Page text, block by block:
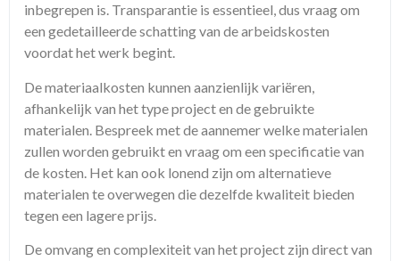
inbegrepen is. Transparantie is essentieel, dus vraag om
een gedetailleerde schatting van de arbeidskosten
voordat het werk begint.
De materiaalkosten kunnen aanzienlijk variëren,
afhankelijk van het type project en de gebruikte
materialen. Bespreek met de aannemer welke materialen
zullen worden gebruikt en vraag om een specificatie van
de kosten. Het kan ook lonend zijn om alternatieve
materialen te overwegen die dezelfde kwaliteit bieden
tegen een lagere prijs.
De omvang en complexiteit van het project zijn direct van